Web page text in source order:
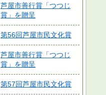
芦屋市善行賞「つつじ
賞」を贈呈
第56回芦屋市民文化賞
芦屋市善行賞「つつじ
賞」を贈呈
第57回芦屋市民文化賞